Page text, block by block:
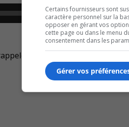
que ce n’est qu’un avis
Certains fournisseurs sont
caractère personnel sur la
opposer en gérant vos
cette page ou dans le menu
consentement dans les
Gérer vos